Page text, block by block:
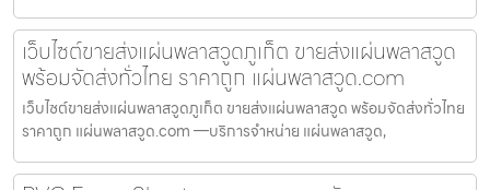
เว็บไซต์ขายส่งแผ่นพลาสวูดภูเก็ต ขายส่งแผ่นพลาสวูด
พร้อมจัดส่งทั่วไทย ราคาถูก แผ่นพลาสวูด.com
เว็บไซต์ขายส่งแผ่นพลาสวูดภูเก็ต ขายส่งแผ่นพลาสวูด พร้อมจัดส่งทั่วไทย
ราคาถูก แผ่นพลาสวูด.com —บริการจำหน่าย แผ่นพลาสวูด,